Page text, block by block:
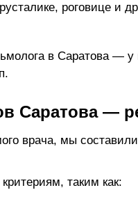
роговице и
в Саратова —
Саратова —
врача, мы
таким как: